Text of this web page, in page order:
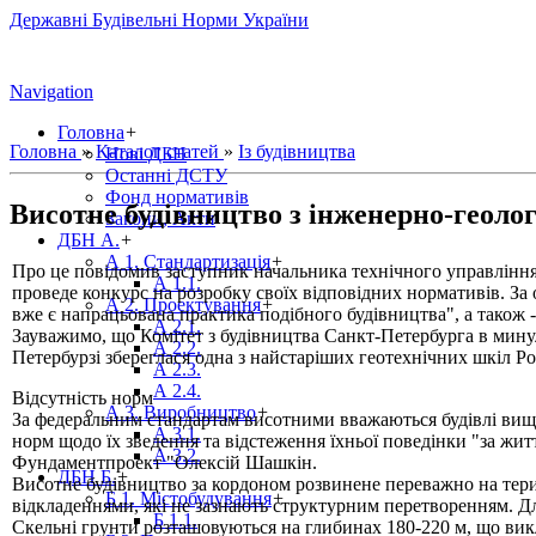
Державні Будівельні Норми України
Navigation
Головна+
Нові ДБН
Останні ДСТУ
Фонд нормативів
Закони, Акти
ДБН А.+
А 1. Стандартизація+
А 1.1.
А 2. Проектування+
А 2.1.
А 2.2.
А 2.3.
А 2.4.
А 3. Виробництво+
А 3.1.
А 3.2.
ДБН Б.+
Б 1. Містобудування+
Б 1.1.
Головна » Каталог статей » Із будівництва
Висотне будівництво з інженерно-
Про це повідомив заступник начальника технічного
проведе конкурс на розробку своїх відповідних нормативів.
вже є напрацьована практика подібного будівництва", а також
Зауважимо, що Комітет з будівництва Санкт-Петербурга в
Петербурзі збереглася одна з найстаріших геотехнічних шкіл
Відсутність норм
За федеральним стандартам висотними вважаються будівлі
норм щодо їх зведення та відстеження їхньої поведінки "за
Фундаментпроект "Олексій Шашкін.
Висотне будівництво за кордоном розвинене переважно на
відкладеннями, які не зазнають структурним перетворенням.
Скельні грунти розташовуються на глибинах 180-220 м, що